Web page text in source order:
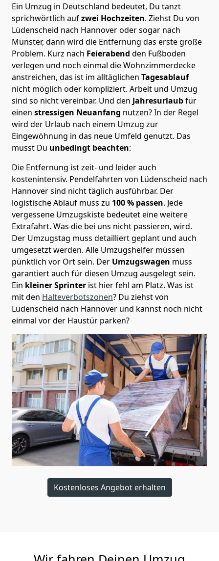
Ein Umzug in Deutschland bedeutet, Du tanzt
sprichwörtlich aufzwei Hochzeiten. Ziehst Du von
Lüdenscheid nach Hannover oder sogar nach
Münster, dann wird die Entfernung das erste große
Problem. Kurz nach Feierabend den Fußboden
verlegen und noch einmal die Wohnzimmerdecke
anstreichen, das ist im alltäglichen Tagesablauf
nicht möglich oder kompliziert. Arbeit und Umzug
sind so nicht vereinbar. Und den Jahresurlaubfür
einen stressigen Neuanfang nutzen? In der Regel
wird der Urlaub nach einem Umzug zur
Eingewöhnung in das neue Umfeld genutzt. Das
musst Du unbedingt beachten:
Die Entfernung ist zeit- und leider auch
kostenintensiv. Pendelfahrten von Lüdenscheid nach
Hannover sind nicht täglich ausführbar. Der
logistische Ablauf muss zu 100 % passen. Jede
vergessene Umzugskiste bedeutet eine weitere
Extrafahrt. Was die bei uns nicht passieren, wird.
Der Umzugstag muss detailliert geplant und auch
umgesetzt werden. Alle Umzugshelfer müssen
pünktlich vor Ort sein. Der Umzugswagen muss
garantiert auch für diesen Umzug ausgelegt sein.
Ein kleiner Sprinter ist hier fehl am Platz. Was ist
mit den Halteverbotszonen? Du ziehst von
Lüdenscheid nach Hannover und kannst noch nicht
einmal vor der Haustür parken?
Kostenloses Angebot erhalten